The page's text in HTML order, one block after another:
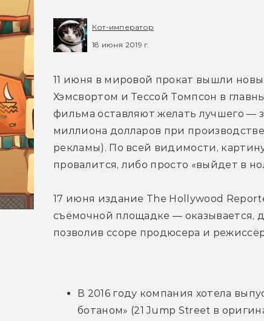
Кот-император
18 июня 2019 г.
11 июня в мировой прокат вышли
Хэмсвортом и Тессой Томпсон в
фильма оставляют желать лучшего —
миллиона долларов при
рекламы). По всей видимости,
провалится, либо просто «выйдет в
17 июня издание The Hollywood
съёмочной площадке — оказывается,
позволив ссоре продюсера и
В 2016 году компания хотела
ботаном» (21 Jump Street в